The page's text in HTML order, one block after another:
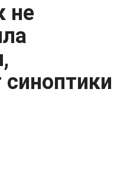
не